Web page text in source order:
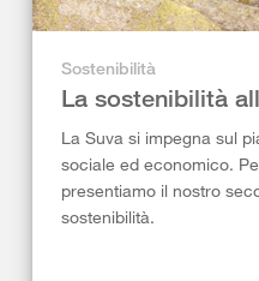
Sostenibilità
La sostenibilità
La Suva si impegna sul
sociale ed economico.
presentiamo il nostro
sostenibilità.